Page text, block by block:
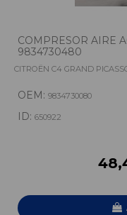
COMPRESOR AIRE
9834730480
CITROËN C4 GRAND
OEM: 9834730080
ID: 650922